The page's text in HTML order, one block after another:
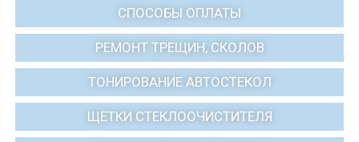
СПОСОБЫ ОПЛАТЫ
РЕМОНТ ТРЕЩИН, СКОЛОВ
ТОНИРОВАНИЕ АВТОСТЕКОЛ
ЩЕТКИ СТЕКЛООЧИСТИТЕЛЯ